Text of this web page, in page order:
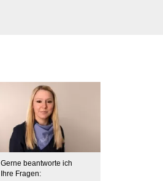
Gerne beantworte ich
Ihre Fragen: